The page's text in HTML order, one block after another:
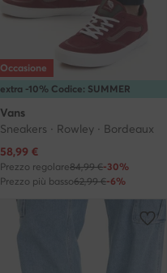
extra -10% Codice: SUMMER
Occasione
Vans
Sneakers · Rowley · Bordeaux
Prezzo attuale
58,99 €
Prezzo regolare84,99 €-30%
Prezzo più basso62,99 €-6%